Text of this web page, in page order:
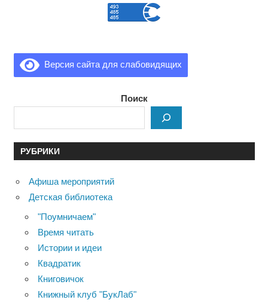
Версия сайта для слабовидящих
Поиск
РУБРИКИ
Афиша мероприятий
Детская библиотека
"Поумничаем"
Время читать
Истории и идеи
Квадратик
Книговичок
Книжный клуб "БукЛаб"